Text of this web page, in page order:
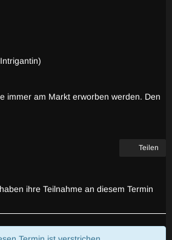
immer am Markt erworben werden. Den
Teilen
ihre Teilnahme an diesem Termin